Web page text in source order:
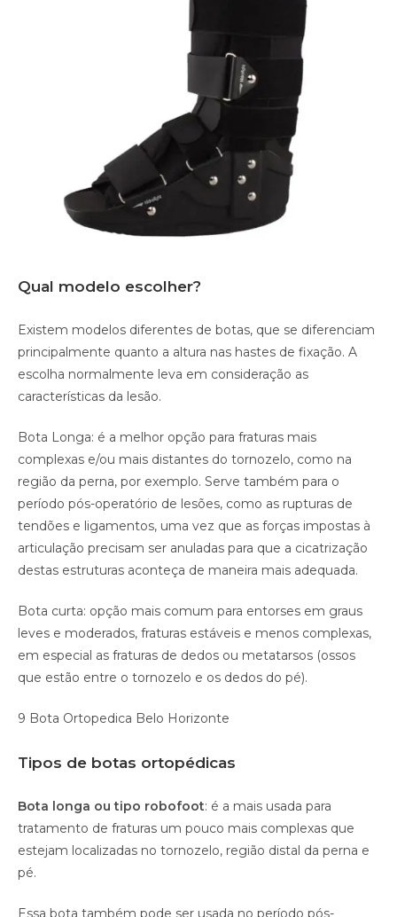
Qual modelo escolher?
Existem modelos diferentes de botas, que se diferenciam
principalmente quanto a altura nas hastes de fixação. A
escolha normalmente leva em consideração as
características da lesão.
Bota Longa: é a melhor opção para fraturas mais
complexas e/ou mais distantes do tornozelo, como na
região da perna, por exemplo. Serve também para o
período pós-operatório de lesões, como as rupturas de
tendões e ligamentos, uma vez que as forças impostas à
articulação precisam ser anuladas para que a cicatrização
destas estruturas aconteça de maneira mais adequada.
Bota curta: opção mais comum para entorses em graus
leves e moderados, fraturas estáveis e menos complexas,
em especial as fraturas de dedos ou metatarsos (ossos
que estão entre o tornozelo e os dedos do pé).
9 Bota Ortopedica Belo Horizonte
Tipos de botas ortopédicas
Bota longa ou tipo robofoot: é a mais usada para
tratamento de fraturas um pouco mais complexas que
estejam localizadas no tornozelo, região distal da perna e
pé.
Essa bota também pode ser usada no período pós-